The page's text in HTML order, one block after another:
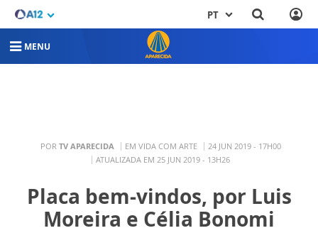
PT
MENU
POR TV APARECIDA EM VIDA COM ARTE
24 JUN 2019 - 17H00
ATUALIZADA EM 25 JUN 2019 - 13H26
Placa bem-vindos, por Luis
Moreira e Célia Bonomi